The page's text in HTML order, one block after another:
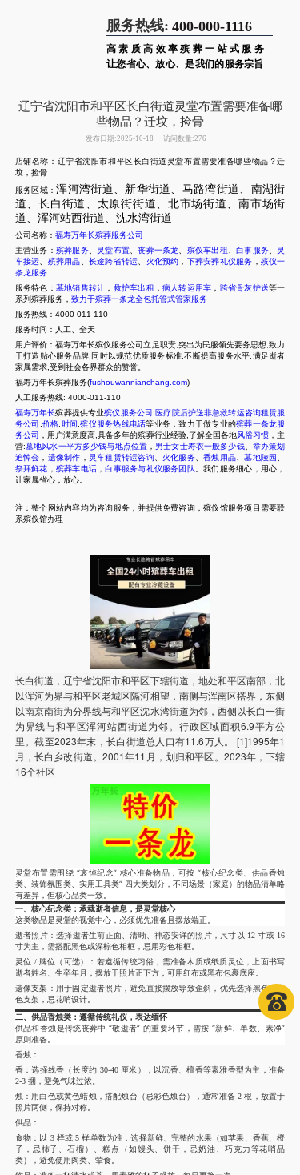
服务热线: 400-000-1116
高素质高效率殡葬一站式服务
让您省心、放心、是我们的服务宗旨
辽宁省沈阳市和平区长白街道灵堂布置需要准备哪
些物品？迁坟，捡骨
发布日期:2025-10-18 访问数量:276
店铺名称：辽宁省沈阳市和平区长白街道灵堂布置需要准备哪些物品？迁
坟，捡骨
服务区域：浑河湾街道、新华街道、马路湾街道、南湖街
道、长白街道、太原街街道、北市场街道、南市场街
道、浑河站西街道、沈水湾街道
公司名称： 福寿万年长殡葬服务公司
主营业务： 殡葬服务、 灵堂布置 、丧葬一条龙 殡仪车出租 、白事服务
灵
车接运
殡葬用品 长途跨省转运 火化预约 ， 下葬安葬礼仪服务 ， 殡仪一
条龙服务
服务特色： 墓地销售转让 ， 救护车出租 ， 病人转运用车 ， 跨省骨灰护送等一
系列殡葬服务， 致力于殡葬一条龙全包托管式管家服务
服务热线：4000-011-110
服务时间：人工、全天
用户评价：福寿万年长殡仪服务公司立足职责,突出为民服领先要务思想,致力
于打造贴心服务品牌,同时以规范优质服务标准,不断提高服务水平,满足逝者
家属需求,受到社会各界群众的赞誉。
福寿万年长殡葬服务(fushouwannianchang.com)
人工服务热线: 4000-011-110
福寿万年长殡葬提供专业殡仪服务公司 医疗院后护送非急救转运咨询租赁服
务公司 价格 时间 殡仪服务热线电话等业务，致力于做专业的殡葬一条龙服
务公司
，用户满意度高,具备多年的殡葬行业经验,了解全国各地风俗习惯 ，主
营:墓地风水一平方多少钱与地点位置 ， 男士女士寿衣一般多少钱、 举办策划
追悼会 ， 遗像制作 ， 灵车租赁转运咨询、 火化服务、香烛用品 、墓地陵园
祭拜鲜花 ， 殡葬车电话 ，白事服务与礼仪服务团队
。我们服务细心，用心，
让家属省心，放心。
注：整个网站内容均为咨询服务，并提供免费咨询，殡仪馆服务项目需要联
系殡仪馆办理
长白街道，辽宁省沈阳市和平区下辖街道，地处和平区南部，北
以浑河为界与和平区老城区隔河相望，南侧与浑南区搭界，东侧
以南京南街为分界线与和平区沈水湾街道为邻，西侧以长白一街
为界线与和平区浑河站西街道为邻。行政区域面积6.9平方公
里。截至2023年末，长白街道总人口有11.6万人。 [1]1995年1
月，长白乡改街道。2001年11月，划归和平区。2023年，下辖
16个社区
灵堂布置需围绕 “哀悼纪念” 核心准备物品，可按 “核心纪念类、供品香烛
类、装饰氛围类、实用工具类” 四大类划分，不同场景（家庭）的物品清单略
有差异，但核心品类一致。
一、核心纪念类：承载逝者信息，是灵堂核心
这类物品是灵堂的视觉中心，必须优先准备且摆放端正。
逝者照片：选择逝者生前正面、清晰、神态安详的照片，尺寸以 12 寸或 16
寸为主，需搭配黑色或深棕色相框，忌用彩色相框。
灵位 / 牌位
（可选）：若遵循传统习俗，需准备木质或纸质灵位，上面书写
逝者姓名、生卒年月，摆放于照片正下方，可用红布或黑布包裹底座。
遗像支架 ：用于固定逝者照片，避免直接摆放导致歪斜，优先选择黑色、素
色支架，忌花哨设计。
二、供品香烛类：遵循传统礼仪，表达缅怀
供品和香烛是传统丧葬中 “敬逝者” 的重要环节，需按 “新鲜、单数、素净”
原则准备。
香烛 ：
香：选择线香（长度约 30-40 厘米），以沉香、檀香等素雅香型为主，准备
2-3 捆，避免气味过浓。
烛：用白色或黄色蜡烛，搭配烛台（忌彩色烛台），通常准备 2 根，放置于
照片两侧，保持对称。
供品：
食物：以 3 样或 5 样单数为准，选择新鲜、完整的水果（如苹果、香蕉、橙
子，忌柿子、石榴）、糕点（如馒头、饼干，忌奶油、巧克力等花哨品
类），避免使用肉类、荤食。